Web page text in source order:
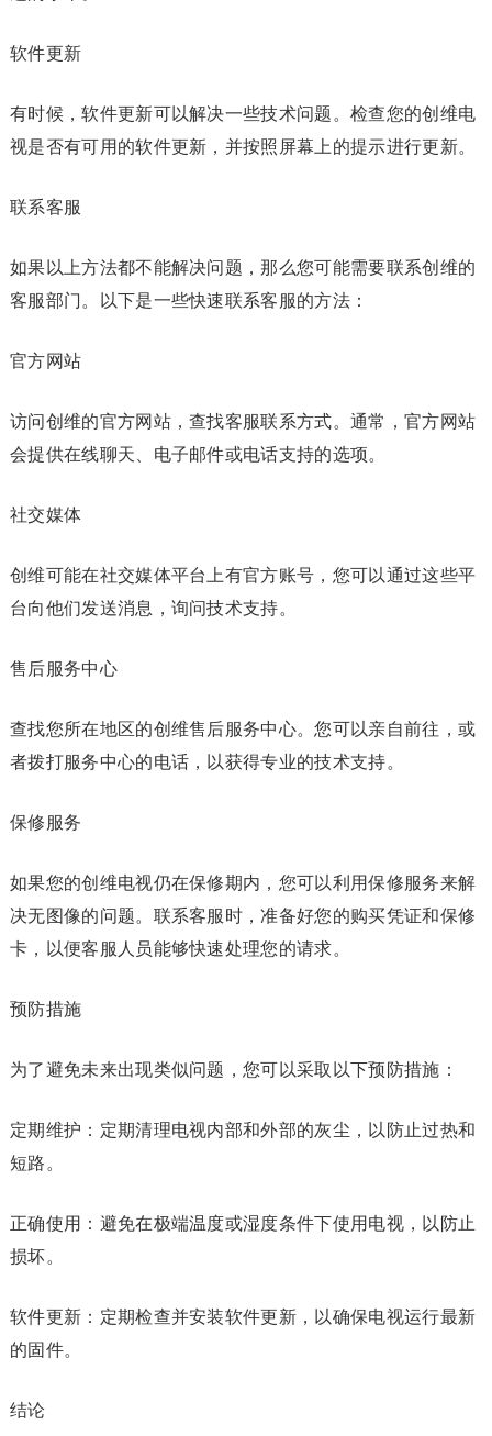
软件更新
有时候，软件更新可以解决一些技术问题。检查您的创维电
视是否有可用的软件更新，并按照屏幕上的提示进行更新。
联系客服
如果以上方法都不能解决问题，那么您可能需要联系创维的
客服部门。以下是一些快速联系客服的方法：
官方网站
访问创维的官方网站，查找客服联系方式。通常，官方网站
会提供在线聊天、电子邮件或电话支持的选项。
社交媒体
创维可能在社交媒体平台上有官方账号，您可以通过这些平
台向他们发送消息，询问技术支持。
售后服务中心
查找您所在地区的创维售后服务中心。您可以亲自前往，或
者拨打服务中心的电话，以获得专业的技术支持。
保修服务
如果您的创维电视仍在保修期内，您可以利用保修服务来解
决无图像的问题。联系客服时，准备好您的购买凭证和保修
卡，以便客服人员能够快速处理您的请求。
预防措施
为了避免未来出现类似问题，您可以采取以下预防措施：
定期维护：定期清理电视内部和外部的灰尘，以防止过热和
短路。
正确使用：避免在极端温度或湿度条件下使用电视，以防止
损坏。
软件更新：定期检查并安装软件更新，以确保电视运行最新
的固件。
结论